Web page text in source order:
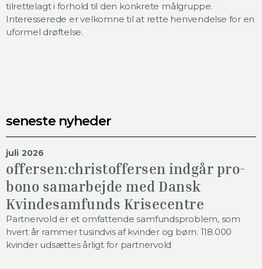
tilrettelagt i forhold til den konkrete målgruppe.
Interesserede er velkomne til at rette henvendelse for en
uformel drøftelse.
seneste nyheder
juli 2026
offersen:christoffersen indgår pro-
bono samarbejde med Dansk
Kvindesamfunds Krisecentre
Partnervold er et omfattende samfundsproblem, som
hvert år rammer tusindvis af kvinder og børn. 118.000
kvinder udsættes årligt for partnervold